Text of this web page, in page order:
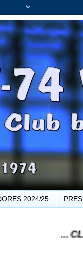
2024/25
... CLUB